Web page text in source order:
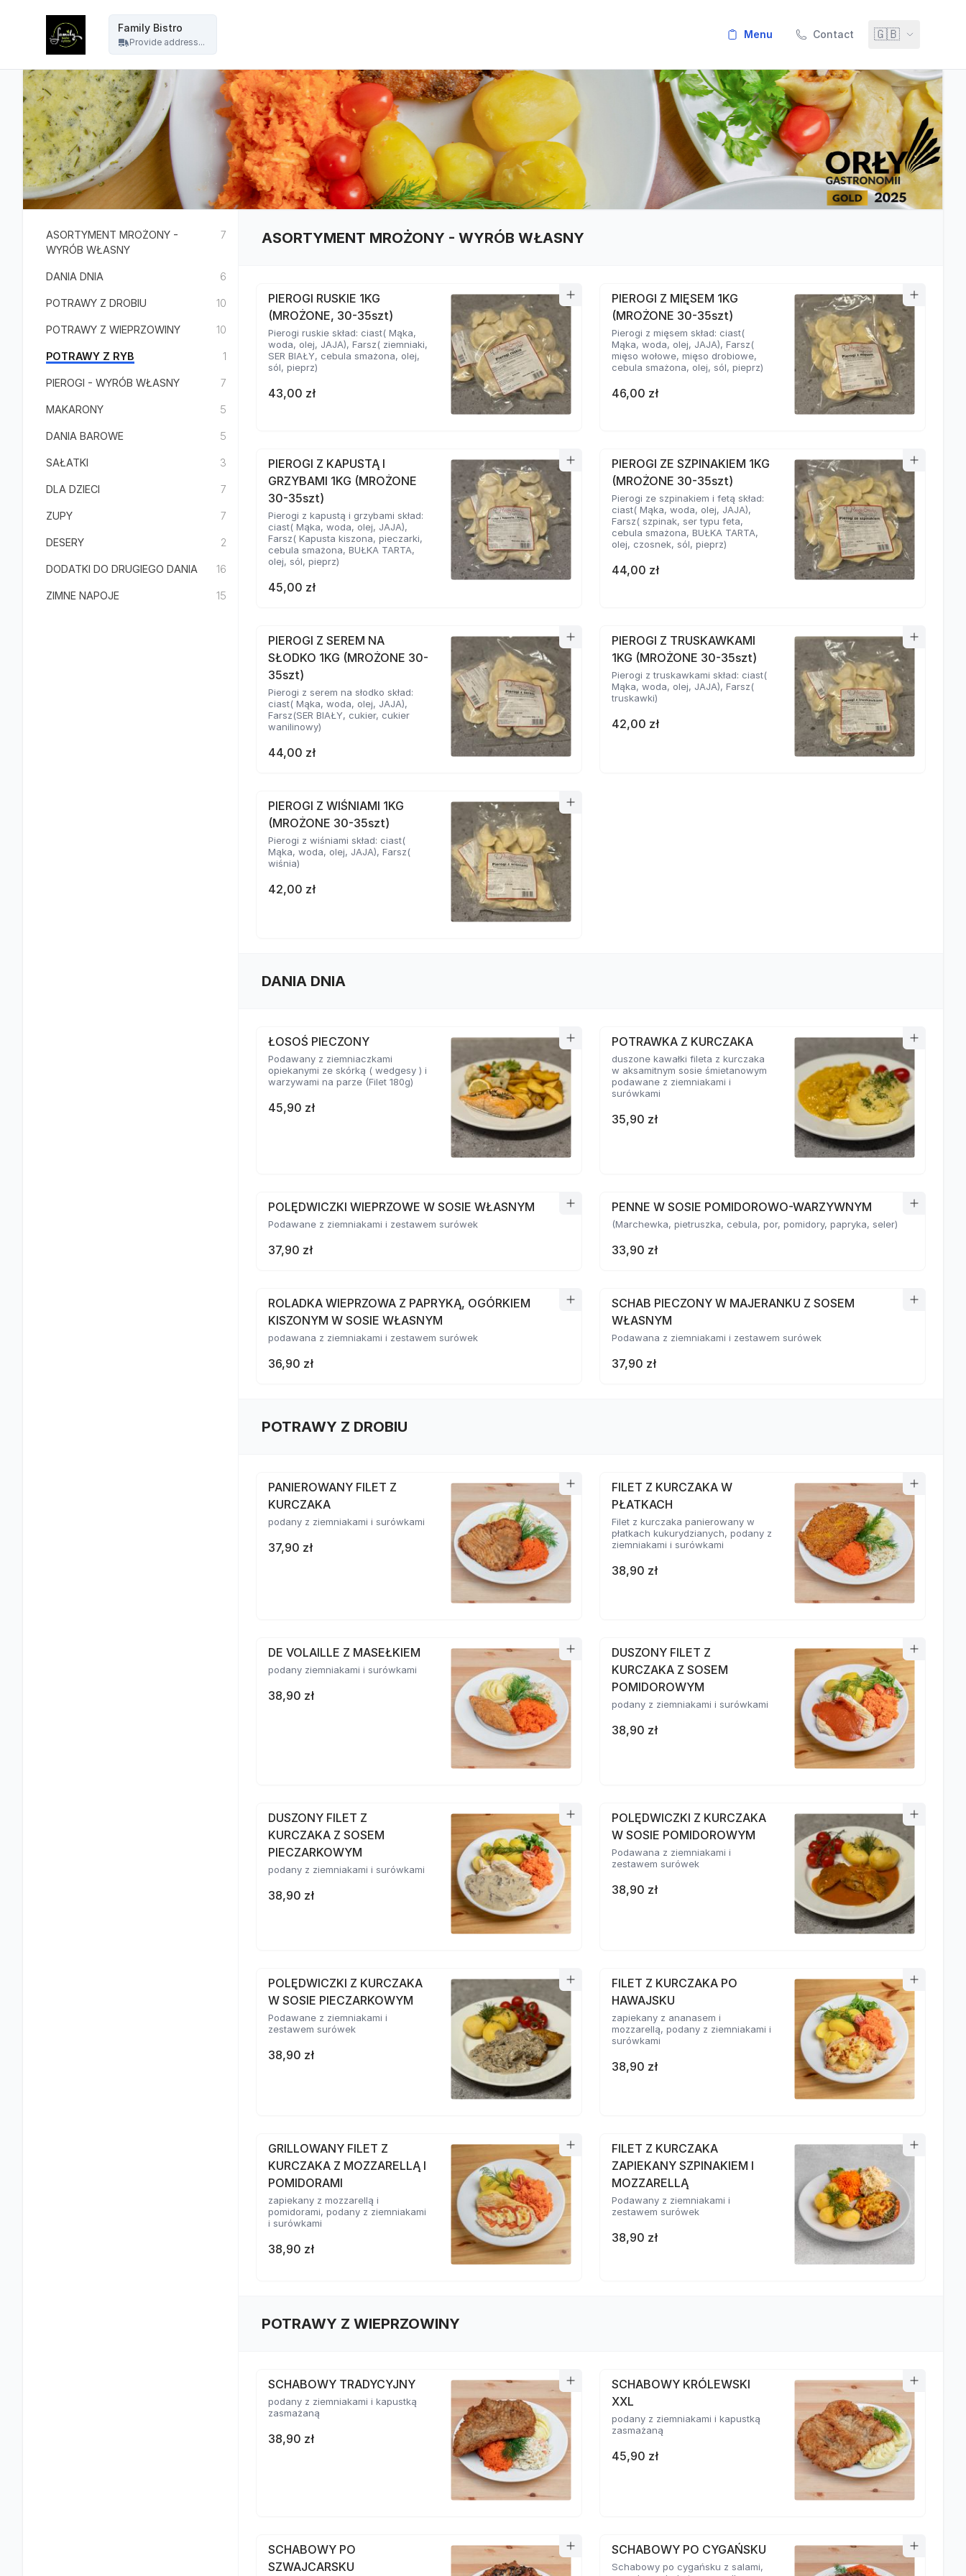
Family Bistro
Provide address...
menu Contact 🇬🇧
ASORTYMENT MROŻONY -
WYRÓB WŁASNY
7
DANIA DNIA 6
POTRAWY Z DROBIU 10
POTRAWY Z WIEPRZOWINY 10
POTRAWY Z RYB 1
PIEROGI - WYRÓB WŁASNY 7
MAKARONY 5
DANIA BAROWE 5
SAŁATKI 3
DLA DZIECI 7
ZUPY 7
DESERY 2
DODATKI DO DRUGIEGO DANIA 16
ZIMNE NAPOJE 15
ASORTYMENT MROŻONY - WYRÓB WŁASNY
PIEROGI RUSKIE 1KG
(MROŻONE, 30-35szt)
Pierogi ruskie skład: ciast( Mąka,
woda, olej, JAJA), Farsz( ziemniaki,
SER BIAŁY, cebula smażona, olej,
sól, pieprz)
43,00 zł
PIEROGI Z MIĘSEM 1KG
(MROŻONE 30-35szt)
Pierogi z mięsem skład: ciast(
Mąka, woda, olej, JAJA), Farsz(
mięso wołowe, mięso drobiowe,
cebula smażona, olej, sól, pieprz)
46,00 zł
PIEROGI Z KAPUSTĄ I
GRZYBAMI 1KG (MROŻONE
30-35szt)
Pierogi z kapustą i grzybami skład:
ciast( Mąka, woda, olej, JAJA),
Farsz( Kapusta kiszona, pieczarki,
cebula smażona, BUŁKA TARTA,
olej, sól, pieprz)
45,00 zł
PIEROGI ZE SZPINAKIEM 1KG
(MROŻONE 30-35szt)
Pierogi ze szpinakiem i fetą skład:
ciast( Mąka, woda, olej, JAJA),
Farsz( szpinak, ser typu feta,
cebula smażona, BUŁKA TARTA,
olej, czosnek, sól, pieprz)
44,00 zł
PIEROGI Z SEREM NA
SŁODKO 1KG (MROŻONE 30-
35szt)
Pierogi z serem na słodko skład:
ciast( Mąka, woda, olej, JAJA),
Farsz(SER BIAŁY, cukier, cukier
wanilinowy)
44,00 zł
PIEROGI Z TRUSKAWKAMI
1KG (MROŻONE 30-35szt)
Pierogi z truskawkami skład: ciast(
Mąka, woda, olej, JAJA), Farsz(
truskawki)
42,00 zł
PIEROGI Z WIŚNIAMI 1KG
(MROŻONE 30-35szt)
Pierogi z wiśniami skład: ciast(
Mąka, woda, olej, JAJA), Farsz(
wiśnia)
42,00 zł
DANIA DNIA
ŁOSOŚ PIECZONY
Podawany z ziemniaczkami
opiekanymi ze skórką ( wedgesy ) i
warzywami na parze (Filet 180g)
45,90 zł
POTRAWKA Z KURCZAKA
duszone kawałki fileta z kurczaka
w aksamitnym sosie śmietanowym
podawane z ziemniakami i
surówkami
35,90 zł
POLĘDWICZKI WIEPRZOWE W SOSIE WŁASNYM
Podawane z ziemniakami i zestawem surówek
37,90 zł
PENNE W SOSIE POMIDOROWO-WARZYWNYM
(Marchewka, pietruszka, cebula, por, pomidory, papryka, seler)
33,90 zł
ROLADKA WIEPRZOWA Z PAPRYKĄ, OGÓRKIEM
KISZONYM W SOSIE WŁASNYM
podawana z ziemniakami i zestawem surówek
36,90 zł
SCHAB PIECZONY W MAJERANKU Z SOSEM
WŁASNYM
Podawana z ziemniakami i zestawem surówek
37,90 zł
POTRAWY Z DROBIU
PANIEROWANY FILET Z
KURCZAKA
podany z ziemniakami i surówkami
37,90 zł
FILET Z KURCZAKA W
PŁATKACH
Filet z kurczaka panierowany w
płatkach kukurydzianych, podany z
ziemniakami i surówkami
38,90 zł
DE VOLAILLE Z MASEŁKIEM
podany ziemniakami i surówkami
38,90 zł
DUSZONY FILET Z
KURCZAKA Z SOSEM
POMIDOROWYM
podany z ziemniakami i surówkami
38,90 zł
DUSZONY FILET Z
KURCZAKA Z SOSEM
PIECZARKOWYM
podany z ziemniakami i surówkami
38,90 zł
POLĘDWICZKI Z KURCZAKA
W SOSIE POMIDOROWYM
Podawana z ziemniakami i
zestawem surówek
38,90 zł
POLĘDWICZKI Z KURCZAKA
W SOSIE PIECZARKOWYM
Podawane z ziemniakami i
zestawem surówek
38,90 zł
FILET Z KURCZAKA PO
HAWAJSKU
zapiekany z ananasem i
mozzarellą, podany z ziemniakami i
surówkami
38,90 zł
GRILLOWANY FILET Z
KURCZAKA Z MOZZARELLĄ I
POMIDORAMI
zapiekany z mozzarellą i
pomidorami, podany z ziemniakami
i surówkami
38,90 zł
FILET Z KURCZAKA
ZAPIEKANY SZPINAKIEM I
MOZZARELLĄ
Podawany z ziemniakami i
zestawem surówek
38,90 zł
POTRAWY Z WIEPRZOWINY
SCHABOWY TRADYCYJNY
podany z ziemniakami i kapustką
zasmażaną
38,90 zł
SCHABOWY KRÓLEWSKI
XXL
podany z ziemniakami i kapustką
zasmażaną
45,90 zł
SCHABOWY PO
SZWAJCARSKU
SCHABOWY PO CYGAŃSKU
Schabowy po cygańsku z salami,